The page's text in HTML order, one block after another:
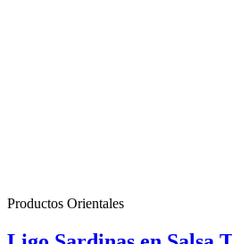
Productos Orientales